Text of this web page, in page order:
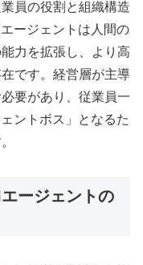
員の役割と組織構造
ージェントは人間の
力を拡張し、より高
です。経営層が主導
要があり、従業員一
ントボス」となるた
ージェントの